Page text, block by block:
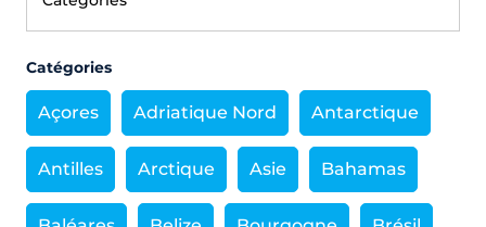
Catégories
Açores Adriatique Nord Antarctique
Antilles Arctique Asie Bahamas